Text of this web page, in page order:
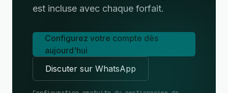
est incluse avec chaque forfait.
Configurez votre compte dès
aujourd'hui
Discuter sur WhatsApp